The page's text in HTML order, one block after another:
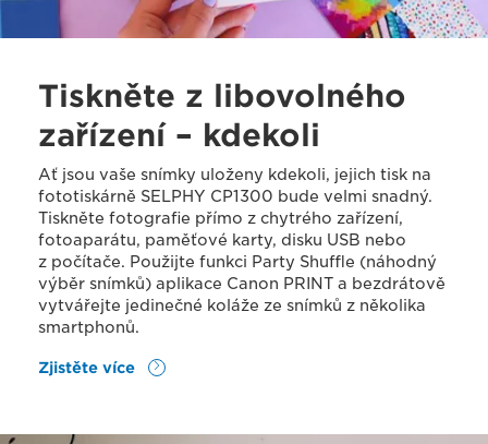
Tiskněte z libovolného
zařízení – kdekoli
Ať jsou vaše snímky uloženy kdekoli, jejich tisk na
fototiskárně SELPHY CP1300 bude velmi snadný.
Tiskněte fotografie přímo z chytrého zařízení,
fotoaparátu, paměťové karty, disku USB nebo
z počítače. Použijte funkci Party Shuffle (náhodný
výběr snímků) aplikace Canon PRINT a bezdrátově
vytvářejte jedinečné koláže ze snímků z několika
smartphonů.
Zjistěte více